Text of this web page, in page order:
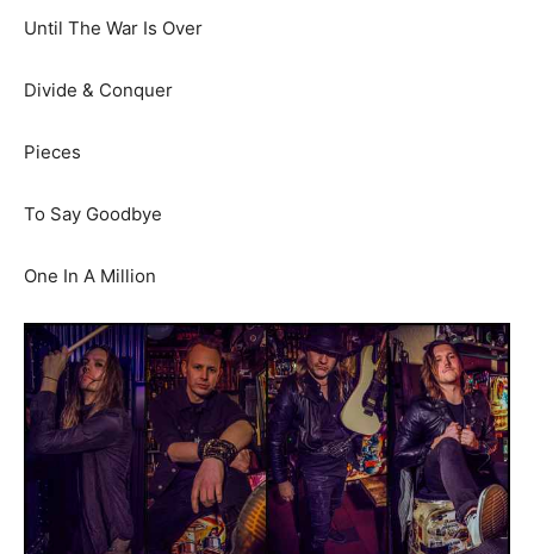
Until The War Is Over
Divide & Conquer
Pieces
To Say Goodbye
One In A Million